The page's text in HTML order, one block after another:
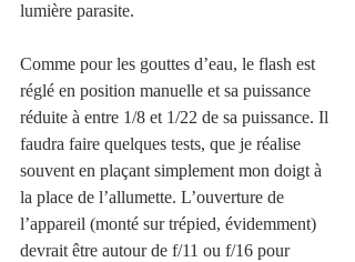
lumière parasite.
Comme pour les gouttes d’eau, le flash est
réglé en position manuelle et sa puissance
réduite à entre 1/8 et 1/22 de sa puissance. Il
faudra faire quelques tests, que je réalise
souvent en plaçant simplement mon doigt à
la place de l’allumette. L’ouverture de
l’appareil (monté sur trépied, évidemment)
devrait être autour de f/11 ou f/16 pour